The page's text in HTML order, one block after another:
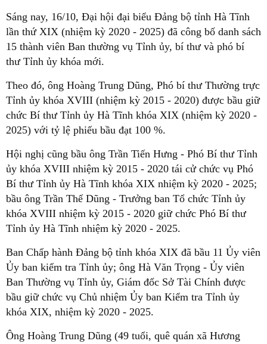
Sáng nay, 16/10, Đại hội đại biểu Đảng bộ tỉnh Hà Tĩnh
lần thứ XIX (nhiệm kỳ 2020 - 2025) đã công bố danh sách
15 thành viên Ban thường vụ Tỉnh ủy, bí thư và phó bí
thư Tỉnh ủy khóa mới.
Theo đó, ông Hoàng Trung Dũng, Phó bí thư Thường trực
Tỉnh ủy khóa XVIII (nhiệm kỳ 2015 - 2020) được bầu giữ
chức Bí thư Tỉnh ủy Hà Tĩnh khóa XIX (nhiệm kỳ 2020 -
2025) với tỷ lệ phiếu bầu đạt 100 %.
Hội nghị cũng bầu ông Trần Tiến Hưng - Phó Bí thư Tỉnh
ủy khóa XVIII nhiệm kỳ 2015 - 2020 tái cử chức vụ Phó
Bí thư Tỉnh ủy Hà Tĩnh khóa XIX nhiệm kỳ 2020 - 2025;
bầu ông Trần Thế Dũng - Trưởng ban Tổ chức Tỉnh ủy
khóa XVIII nhiệm kỳ 2015 - 2020 giữ chức Phó Bí thư
Tỉnh ủy Hà Tĩnh nhiệm kỳ 2020 - 2025.
Ban Chấp hành Đảng bộ tỉnh khóa XIX đã bầu 11 Ủy viên
Ủy ban kiểm tra Tỉnh ủy; ông Hà Văn Trọng - Ủy viên
Ban Thường vụ Tỉnh ủy, Giám đốc Sở Tài Chính được
bầu giữ chức vụ Chủ nhiệm Ủy ban Kiểm tra Tỉnh ủy
khóa XIX, nhiệm kỳ 2020 - 2025.
Ông Hoàng Trung Dũng (49 tuổi, quê quán xã Hương